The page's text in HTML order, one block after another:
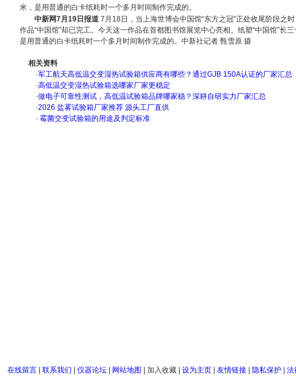
米，是用普通的白卡纸耗时一个多月时间制作完成的。
中新网7月19日报道7月18日，当上海世博会中国馆“东方之冠”正处收尾阶段之
作品“中国馆”却已完工。今天这一作品在首都图书馆展览中心亮相。纸塑“中国馆”长
是用普通的白卡纸耗时一个多月时间制作完成的。中新社记者 甄雪原 摄
相关资料
·军工航天高低温交变湿热试验箱供应商有哪些？通过GJB 150A认证的厂家汇总
·高低温交变湿热试验箱选哪家厂家更稳定
·做电子可靠性测试，高低温试验箱品牌哪家稳？深耕自研实力厂家汇总
·2026 盐雾试验箱厂家推荐 源头工厂直供
· 霉菌交变试验箱的用途及判定标准
在线留言| 联系我们 仪器论坛| 网站地图 加入收藏| 设为主页| 友情链接| 隐私保护| 法